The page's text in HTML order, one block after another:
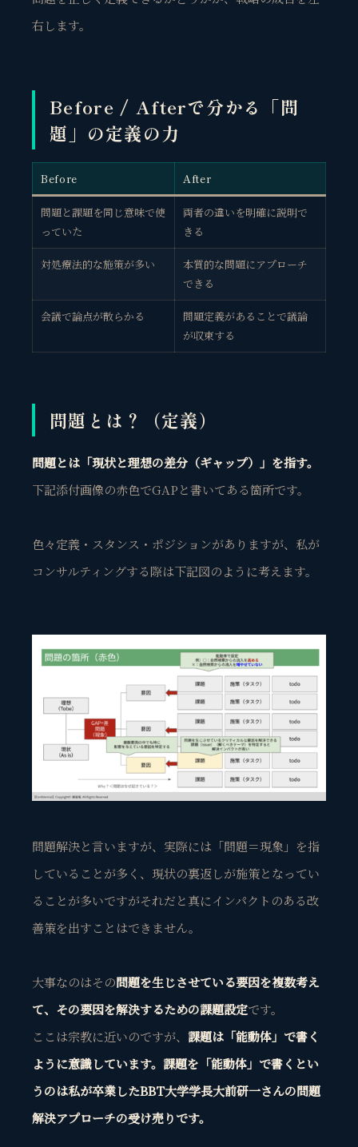
右します。
Before / Afterで分かる「問
題」の定義の力
Before After
問題と課題を同じ意味で使
っていた
両者の違いを明確に説明で
きる
対処療法的な施策が多い
本質的な問題にアプローチ
できる
会議で論点が散らかる
問題定義があることで議論
が収束する
問題とは？（定義）
問題とは「現状と理想の差分（ギャップ）」を指す。
下記添付画像の赤色でGAPと書いてある箇所です。
色々定義・スタンス・ポジションがありますが、私が
コンサルティングする際は下記図のように考えます。
問題解決と言いますが、実際には「問題＝現象」を指
していることが多く、現状の裏返しが施策となってい
ることが多いですがそれだと真にインパクトのある改
善策を出すことはできません。
大事なのはその問題を生じさせている要因を複数考え
て、その要因を解決するための課題設定です。
ここは宗教に近いのですが、 課題は「能動体」で書く
ように意識しています。課題を「能動体」で書くとい
うのは私が卒業したBBT大学学長大前研一さんの問題
解決アプローチの受け売りです。